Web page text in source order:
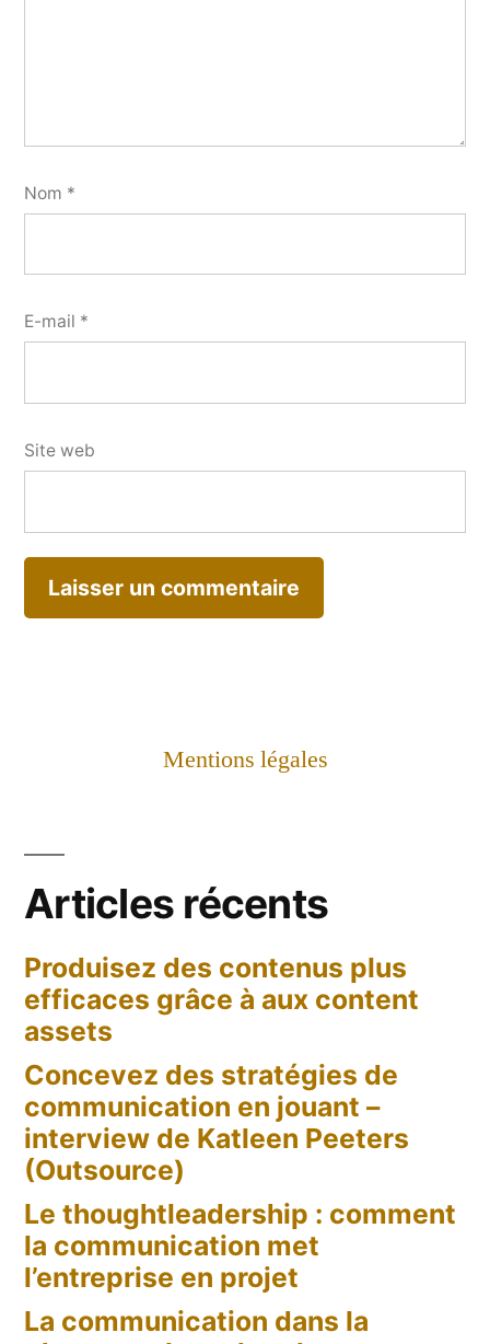
Nom *
E-mail *
Site web
Mentions légales
Articles récents
Produisez des contenus plus
efficaces grâce à aux content
assets
Concevez des stratégies de
communication en jouant –
interview de Katleen Peeters
(Outsource)
Le thoughtleadership : comment
la communication met
l’entreprise en projet
La communication dans la